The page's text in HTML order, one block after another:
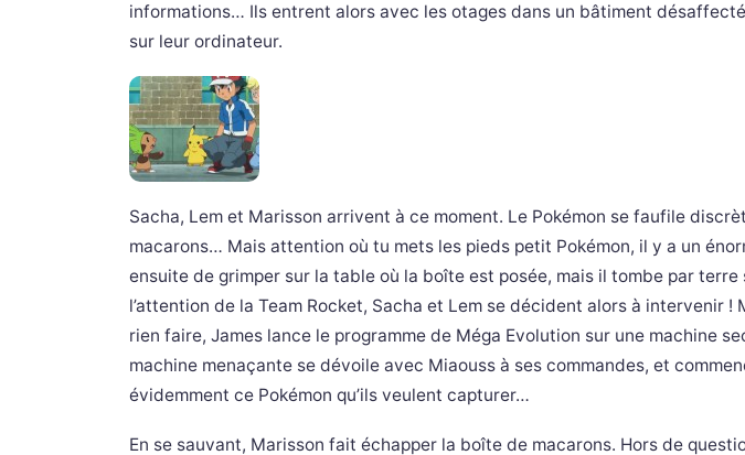
informations… Ils entrent alors avec les otages dans un bâtiment
sur leur ordinateur.
Sacha, Lem et Marisson arrivent à ce moment. Le Pokémon se faufile
macarons… Mais attention où tu mets les pieds petit Pokémon, il y a un
ensuite de grimper sur la table où la boîte est posée, mais il tombe par
l’attention de la Team Rocket, Sacha et Lem se décident alors à intervenir !
rien faire, James lance le programme de Méga Evolution sur une machine
machine menaçante se dévoile avec Miaouss à ses commandes, et
évidemment ce Pokémon qu’ils veulent capturer…
En se sauvant, Marisson fait échapper la boîte de macarons. Hors de